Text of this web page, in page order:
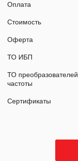
Оплата
Стоимость
Оферта
ТО ИБП
ТО преобразователей
частоты
Сертификаты